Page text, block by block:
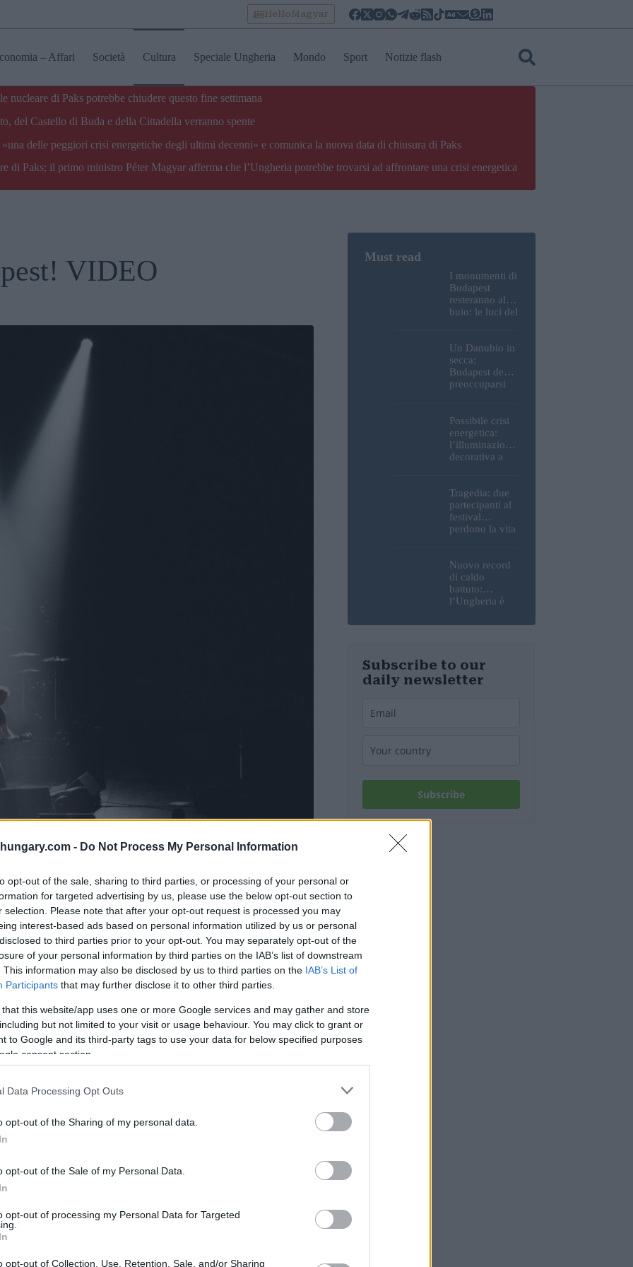
- Do Not Process My Personal Information
opt-out of the sale, sharing to third parties, or processing of your personal or
for targeted advertising by us, please use the below opt-out section to
selection. Please note that after your opt-out request is processed you may
interest-based ads based on personal information utilized by us or personal
to third parties prior to your opt-out. You may separately opt-out of the
of your personal information by third parties on the IAB’s list of downstream
This information may also be disclosed by us to third parties on the IAB’s List of
Participants that may further disclose it to other third parties.
that this website/app uses one or more Google services and may gather and store
but not limited to your visit or usage behaviour. You may click to grant or
to Google and its third-party tags to use your data for below specified purposes
consent section.
Data Processing Opt Outs
opt-out of the Sharing of my personal data.
opt-out of the Sale of my Personal Data.
opt-out of processing my Personal Data for Targeted
opt-out of Collection, Use, Retention, Sale, and/or Sharing
HelloMagyar
– Affari Società Cultura Speciale Ungheria Mondo Sport Notizie flash
nucleare di Paks potrebbe chiudere questo fine settimana
del Castello di Buda e della Cittadella verranno spente
delle peggiori crisi energetiche degli ultimi decenni» e comunica la nuova data di chiusura di Paks
di Paks; il primo ministro Péter Magyar afferma che l’Ungheria potrebbe trovarsi ad affrontare una crisi energetica
VIDEO
di tutti i tempi a Budapest Tanto che quasi non
sotto per ulteriori informazioni sulla spettacolare
una band OK, perché allora non avevamo Matt
tra una canzone e l’altra. Naturalmente, non
è unito alla band è stata davvero una parte
portato le leggende del grunge a diventare forse
sera alla Pap László Sport Arena
della band è stata una delle migliori che potesse
la band ma anche il pubblico, come ha detto
I monumenti di
Budapest
resteranno al
buio: le luci del
Buda e della
Cittadella
verranno
spente
Un Danubio in
secca:
Budapest deve
preoccuparsi
mento idrico?
Un esperto
mette in luce
un fatto
Possibile crisi
energetica:
l’illuminazione
decorativa a
spenta!
Tragedia: due
partecipanti al
festival
perdono la vita
Ungheria
Nuovo record
di caldo
battuto:
l’Ungheria è
più caldi
Subscribe to our
daily newsletter
Subscribe